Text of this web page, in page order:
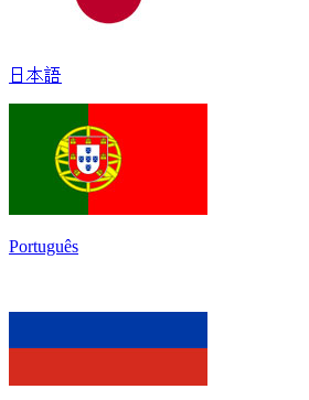
日本語
Português